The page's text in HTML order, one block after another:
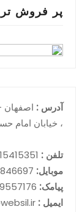
پر فروش
آدرس : اصفهان
، خیابان امام
تلفن :
موبایل:
پیامک:
ایمیل :